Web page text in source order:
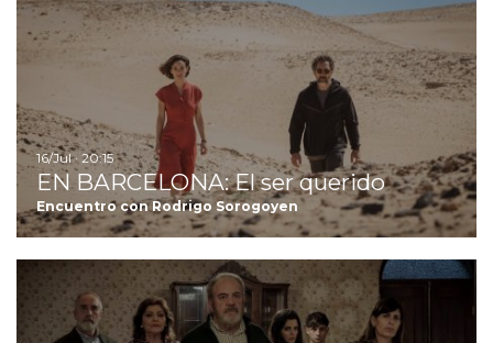
16/Jul · 20:15
EN BARCELONA: El ser querido
Encuentro con Rodrigo Sorogoyen